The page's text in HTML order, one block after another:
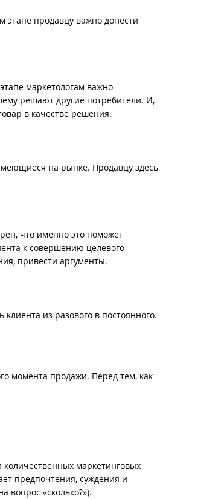
этапе продавцу важно донести
маркетологам важно
решают другие потребители. И,
в качестве решения.
на рынке. Продавцу здесь
что именно это поможет
к совершению целевого
привести аргументы.
из разового в постоянного.
момента продажи. Перед тем, как
маркетинговых
предпочтения, суждения и
вопрос «сколько?»).